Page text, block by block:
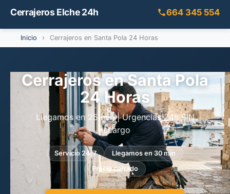
Cerrajeros Elche 24h 664 345 554
Inicio › Cerrajeros en Santa Pola 24 Horas
Cerrajeros en Santa Pola
24 Horas
Llegamos en 25 min | Urgencias 24h SIN
recargo
Servicio 24/7
Llegamos en 30 min
Precio cerrado